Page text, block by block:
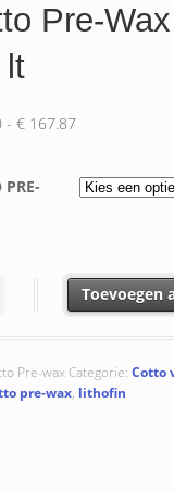
Pre-
lt
- €167.87Prijsklasse:
€ 167.87
PRE-
Wax : 1 lt - 5 lt aantal
Toevoegen
Pre-wax Categorie: Cotto
pre-wax, lithofin